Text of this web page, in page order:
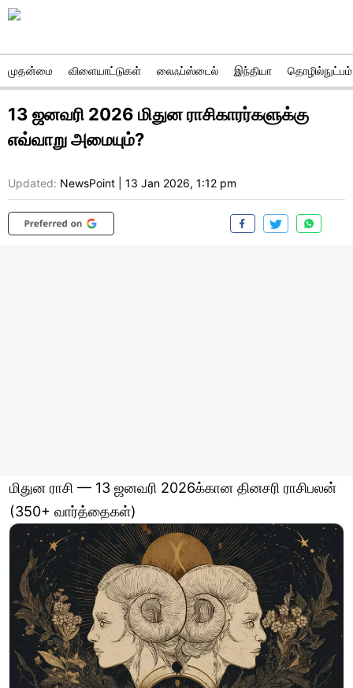
முதன்மை விளையாட்டுகள் லைஃப்ஸ்டைல் இந்தியா தொழில்நுட்பம்
13 ஜனவரி 2026 மிதுன ராசிகாரர்களுக்கு
எவ்வாறு அமையும்?
Updated: NewsPoint 13 Jan 2026, 1:12 pm
மிதுன ராசி — 13 ஜனவரி 2026க்கான தினசரி ராசிபலன்
(350+ வார்த்தைகள்)